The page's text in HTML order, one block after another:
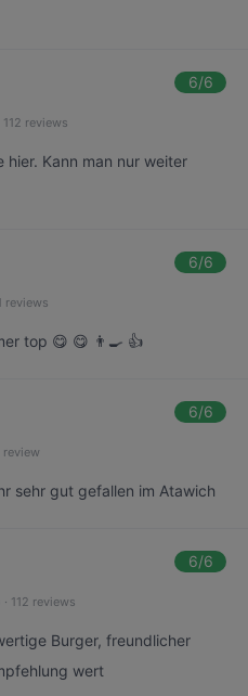
6/6
112 reviews
hier. Kann man nur weiter
6/6
reviews
top 😋 😋 👨‍🍳 👍
6/6
review
sehr gut gefallen im Atawich
6/6
· 112 reviews
Burger, freundlicher
wert